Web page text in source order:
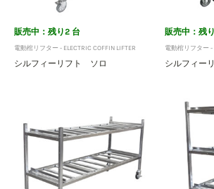
販売中：残り2 台
電動棺リフター - ELECTRIC COFFIN LIFTER
シルフィーリフト ソロ
販売中：残
電動棺リフター -
シルフィー